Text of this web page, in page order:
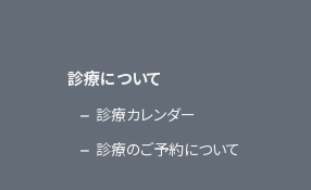
診療について
診療カレンダー
診療のご予約について